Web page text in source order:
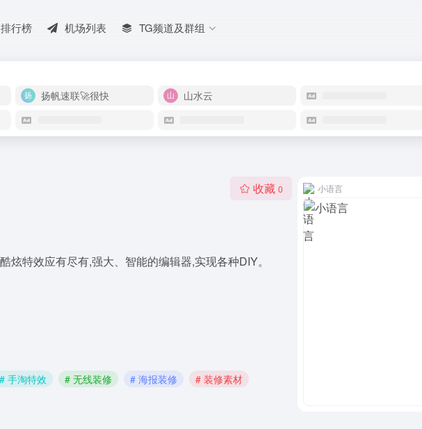
排行榜 机场列表 TG频道及群组
扬帆速联🚀很快
山水云
收藏 0
特效应有尽有,强大、智能的编辑器,实现各种DIY。
# 手淘特效 # 无线装修 # 海报装修 # 装修素材
小语言